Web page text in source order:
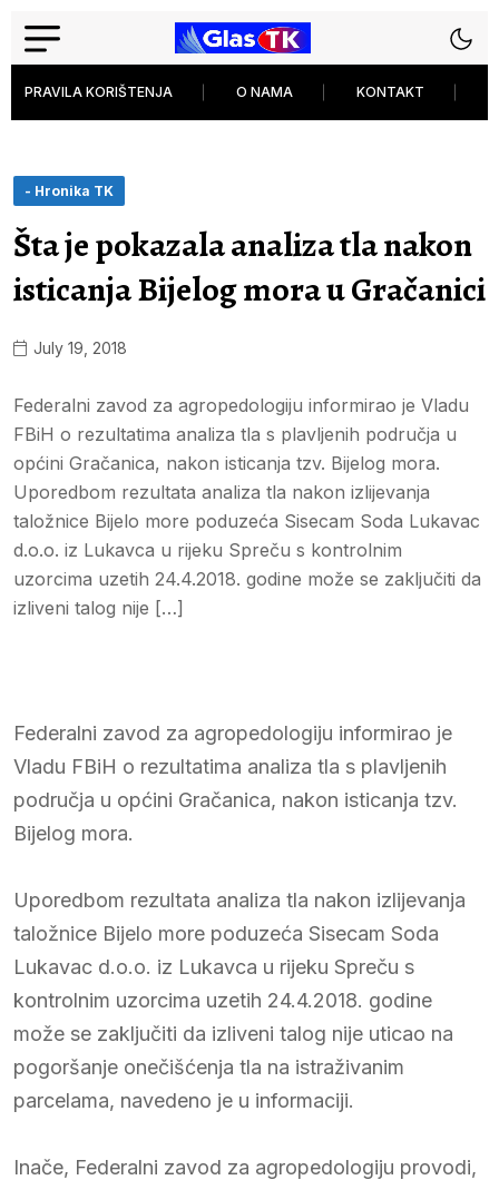
PRAVILA KORIŠTENJA O NAMA KONTAKT
- Hronika TK
Šta je pokazala analiza tla nakon
isticanja Bijelog mora u Gračanici
July 19, 2018
Federalni zavod za agropedologiju informirao je Vladu
FBiH o rezultatima analiza tla s plavljenih područja u
općini Gračanica, nakon isticanja tzv. Bijelog mora.
Uporedbom rezultata analiza tla nakon izlijevanja
taložnice Bijelo more poduzeća Sisecam Soda Lukavac
d.o.o. iz Lukavca u rijeku Spreču s kontrolnim
uzorcima uzetih 24.4.2018. godine može se zaključiti da
izliveni talog nije […]
Federalni zavod za agropedologiju informirao je
Vladu FBiH o rezultatima analiza tla s plavljenih
područja u općini Gračanica, nakon isticanja tzv.
Bijelog mora.
Uporedbom rezultata analiza tla nakon izlijevanja
taložnice Bijelo more poduzeća Sisecam Soda
Lukavac d.o.o. iz Lukavca u rijeku Spreču s
kontrolnim uzorcima uzetih 24.4.2018. godine
može se zaključiti da izliveni talog nije uticao na
pogoršanje onečišćenja tla na istraživanim
parcelama, navedeno je u informaciji.
Inače, Federalni zavod za agropedologiju provodi,